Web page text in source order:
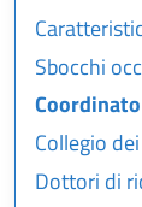
Sbocchi
Collegio
Dottori di